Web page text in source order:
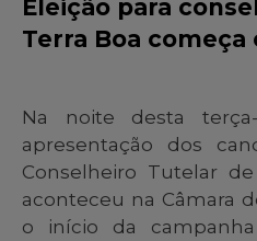
Eleição para
Terra Boa
Na noite desta
apresentação dos
Conselheiro Tutelar
aconteceu na Câmara
o início da